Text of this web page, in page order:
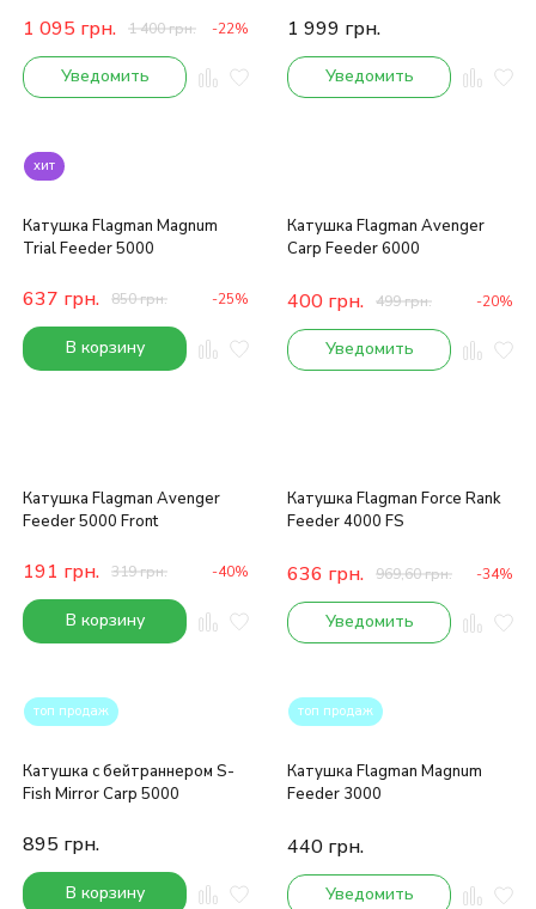
1 095 грн. 1 400грн. -22%
Уведомить
1 999 грн.
Уведомить
хит
Катушка Flagman Magnum
Trial Feeder 5000
637 грн. 850грн. -25%
В корзину
Катушка Flagman Avenger
Carp Feeder 6000
400 грн. 499грн. -20%
Уведомить
Катушка Flagman Avenger
Feeder 5000 Front
191 грн. 319грн. -40%
В корзину
Катушка Flagman Force Rank
Feeder 4000 FS
636 грн. 969,60грн. -34%
Уведомить
топ продаж
Катушка с бейтраннером S-
Fish Mirror Carp 5000
895 грн.
В корзину
топ продаж
Катушка Flagman Magnum
Feeder 3000
440 грн.
Уведомить